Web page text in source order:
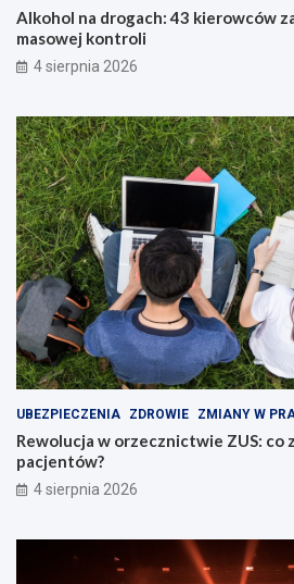
Alkohol na drogach: 43 kierowców
masowej kontroli
4 sierpnia 2026
UBEZPIECZENIA ZDROWIE ZMIANY W
Rewolucja w orzecznictwie ZUS: co
pacjentów?
4 sierpnia 2026